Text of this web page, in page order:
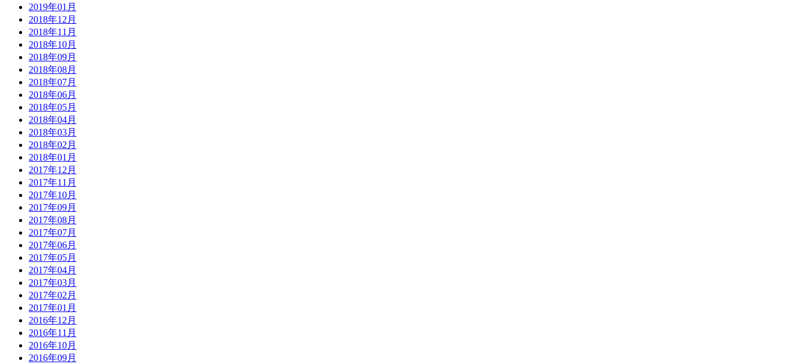
2019年01月
2018年12月
2018年11月
2018年10月
2018年09月
2018年08月
2018年07月
2018年06月
2018年05月
2018年04月
2018年03月
2018年02月
2018年01月
2017年12月
2017年11月
2017年10月
2017年09月
2017年08月
2017年07月
2017年06月
2017年05月
2017年04月
2017年03月
2017年02月
2017年01月
2016年12月
2016年11月
2016年10月
2016年09月